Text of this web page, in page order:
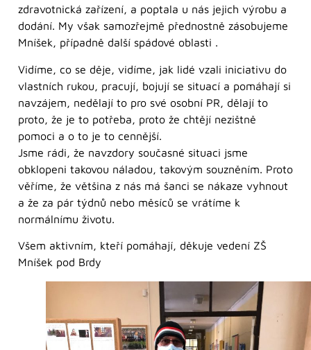
zdravotnická zařízení, a poptala u nás jejich výrobu a
dodání. My však samozřejmě přednostně zásobujeme
Mníšek, případně další spádové oblasti .
Vidíme, co se děje, vidíme, jak lidé vzali iniciativu do
vlastních rukou, pracují, bojují se situací a pomáhají si
navzájem, nedělají to pro své osobní PR, dělají to
proto, že je to potřeba, proto že chtějí nezištně
pomoci a o to je to cennější.
Jsme rádi, že navzdory současné situaci jsme
obklopeni takovou náladou, takovým souzněním. Proto
věříme, že většina z nás má šanci se nákaze vyhnout
a že za pár týdnů nebo měsíců se vrátíme k
normálnímu životu.
Všem aktivním, kteří pomáhají, děkuje vedení ZŠ
Mníšek pod Brdy